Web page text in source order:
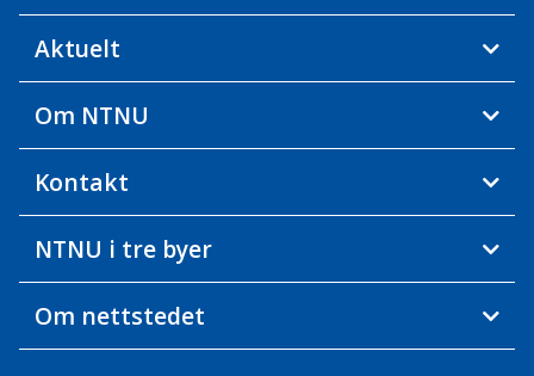
Aktuelt
Om NTNU
Kontakt
NTNU i tre byer
Om nettstedet